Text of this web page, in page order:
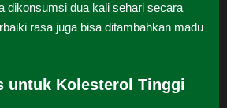
dikonsumsi dua kali sehari secara
rasa juga bisa ditambahkan madu
untuk Kolesterol Tinggi